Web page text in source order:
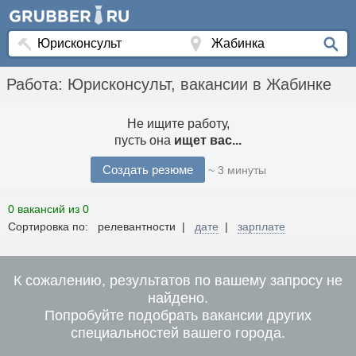
Работа: Юрисконсульт, вакансии в Жабинке
Не ищите работу,
пусть она ищет вас...
Создать резюме ~ 3 минуты
0 вакансий из 0
Сортировка по: релевантности | дате | зарплате
К сожалению, результатов по вашему запросу не
найдено.
Попробуйте подобрать вакансии других
специальностей вашего города.